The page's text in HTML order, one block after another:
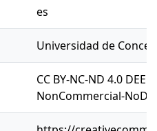
es
Universidad de
CC BY-NC-ND 4.0
NonCommercial-